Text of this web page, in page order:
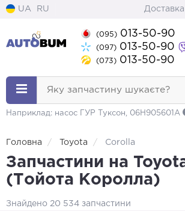
UA RU Доставка
(095) 013-50-90
(097) 013-50-90
(073) 013-50-90
Яку запчастину шукаєте?
Наприклад: насос ГУР Туксон, 06H905601A
Головна Toyota Corolla
Запчастини на
(Тойота Королла)
Знайдено 20 534 запчастини